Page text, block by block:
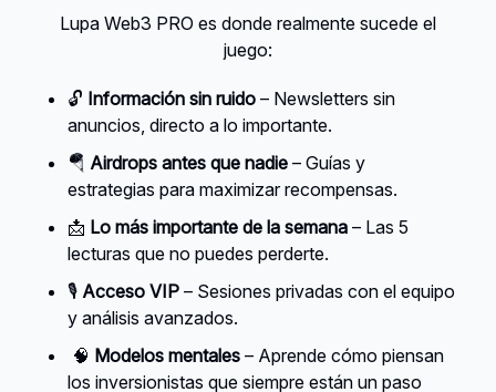
Lupa Web3 PRO es donde realmente sucede el
juego:
🔓 Información sin ruido – Newsletters sin
anuncios, directo a lo importante.
🪂 Airdrops antes que nadie – Guías y
estrategias para maximizar recompensas.
📩 Lo más importante de la semana – Las 5
lecturas que no puedes perderte.
🎙️ Acceso VIP – Sesiones privadas con el equipo
y análisis avanzados.
🧠 Modelos mentales – Aprende cómo piensan
los inversionistas que siempre están un paso